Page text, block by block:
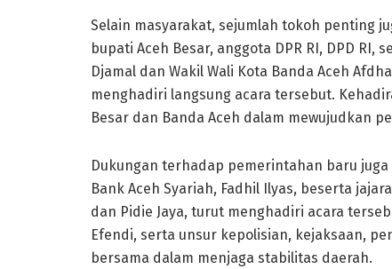
Selain masyarakat, sejumlah tokoh penting
bupati Aceh Besar, anggota DPR RI, DPD RI,
Djamal dan Wakil Wali Kota Banda Aceh
menghadiri langsung acara tersebut.
Besar dan Banda Aceh dalam mewujudkan
Dukungan terhadap pemerintahan baru
Bank Aceh Syariah, Fadhil Ilyas, beserta
dan Pidie Jaya, turut menghadiri acara
Efendi, serta unsur kepolisian, kejaksaan,
bersama dalam menjaga stabilitas daerah.